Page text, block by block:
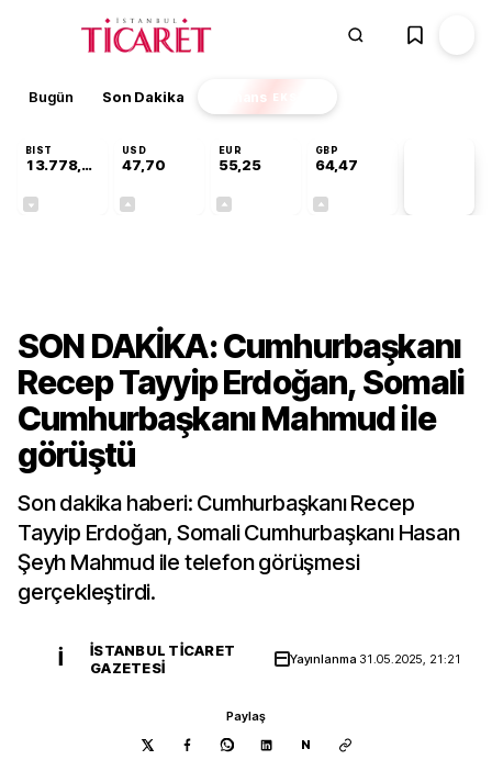
Bugün Son Dakika Finans EKSTRA
BIST
13.778,60
USD
47,70
EUR
55,25
GBP
64,47
SON DAKİKA: Cumhurbaşkanı
Recep Tayyip Erdoğan, Somali
Cumhurbaşkanı Mahmud ile
görüştü
Son dakika haberi: Cumhurbaşkanı Recep
Tayyip Erdoğan, Somali Cumhurbaşkanı Hasan
Şeyh Mahmud ile telefon görüşmesi
gerçekleştirdi.
İ
İSTANBUL TICARET
GAZETESI
Yayınlanma 31.05.2025, 21:21
Paylaş
N